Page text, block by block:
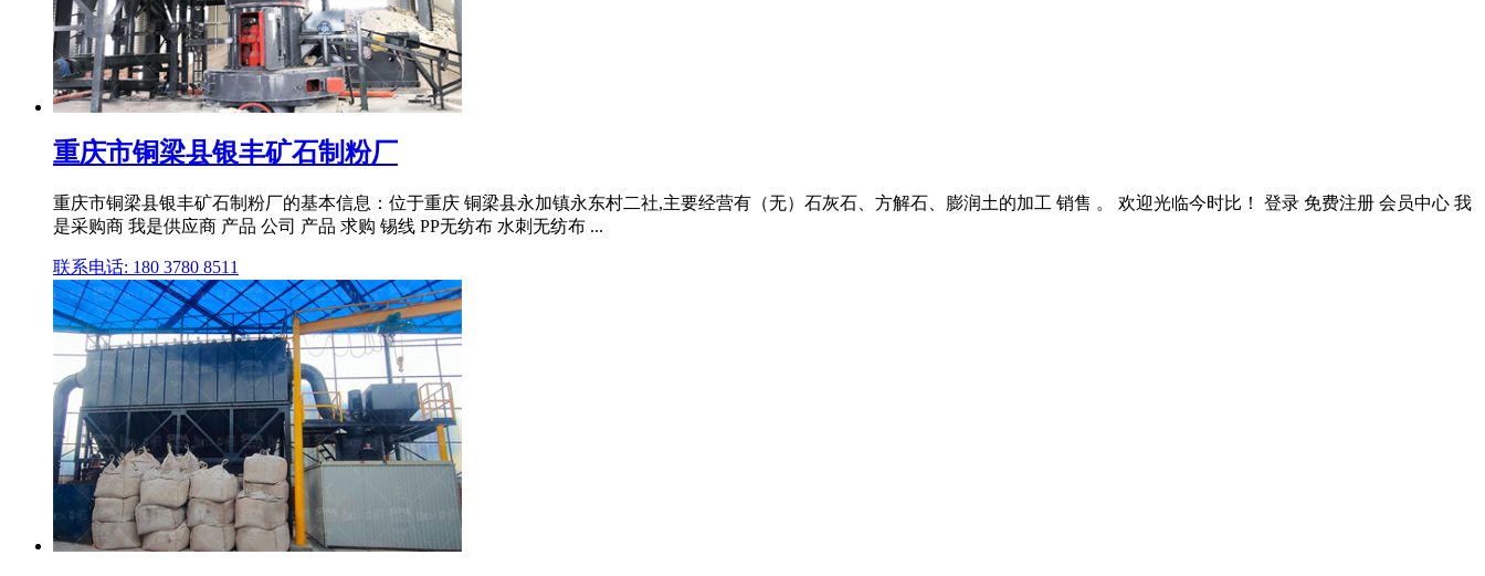
重庆市铜梁县银丰矿石制粉厂
重庆市铜梁县银丰矿石制粉厂的基本信息：位于重庆 铜梁县永加镇永东村二社,主要经营有（无）石灰石、方解石、膨润土的加工 销售 。 欢迎光临今时比！ 登录 免费注册 会员中心 我
是采购商 我是供应商 产品 公司 产品 求购 锡线 PP无纺布 水刺无纺布 ...
联系电话: 180 3780 8511